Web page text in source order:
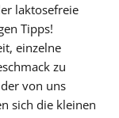
laktosefreie
Tipps!
einzelne
zu
von uns
sich die kleinen